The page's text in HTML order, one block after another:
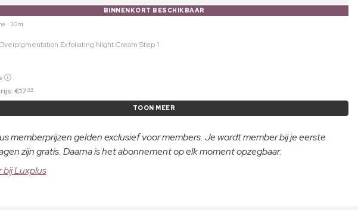
BINNENKORT BESCHIKBAAR
⋅ 30 ml
Exfoliating Night Cream Step 1
€17 99
TOON MEER
memberprijzen gelden exclusief voor members. Je wordt member bij je eerste
zijn gratis. Daarna is het abonnement op elk moment opzegbaar.
bij Luxplus